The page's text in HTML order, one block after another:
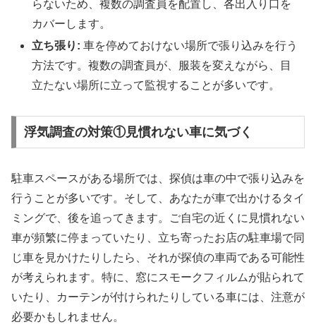
らないため、複数の調査員を配置し、各出入り口を
カバーします。
立ち張り: 車を停めておけない場所で張り込みを行う
方法です。複数の調査員が、服装を変えながら、目
立たない場所に立って監視することが多いです。
浮気調査の対策①見慣れない車に気づく
駐車スペースがある場所では、探偵は車の中で張り込みを
行うことが多いです。そして、あなたが車で出かけるタイ
ミングで、後を追ってきます。ご自宅の近くに見慣れない
車が頻繁に停まっていたり、立ち寄ったお店の駐車場で同
じ車を見かけたりしたら、それが探偵の車両である可能性
が考えられます。特に、窓にスモークフィルムが貼られて
いたり、カーテンが付けられたりしている車には、注意が
必要かもしれません。